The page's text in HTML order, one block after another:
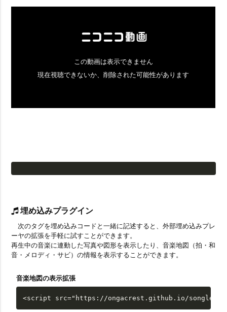
埋め込みプラグイン
次のタグを埋め込みコードと一緒に記述すると、外部埋め込みプレ
ーヤの拡張を手軽に試すことができます。
再生中の音楽に連動した写真や図形を表示したり、音楽地図（拍・和
音・メロディ・サビ）の情報を表示することができます。
音楽地図の表示拡張
<script src="https://ongacrest.github.io/songle-